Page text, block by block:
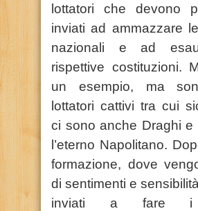
lottatori che devono
inviati ad ammazzare
nazionali e ad
rispettive costituzioni.
un esempio, ma
lottatori cattivi tra cui
ci sono anche Draghi e
l’eterno Napolitano.
formazione, dove
di sentimenti e
inviati a fare i